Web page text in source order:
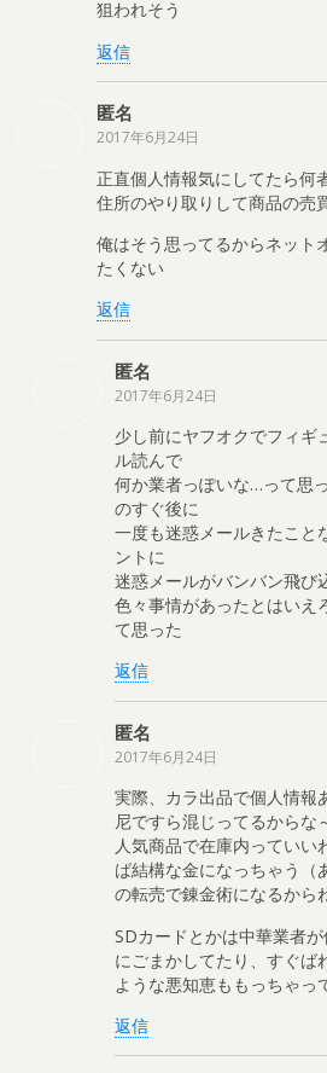
狙われそう
返信
匿名
2017年6月24日
正直個人情報気にしてたら何
住所のやり取りして商品の売
俺はそう思ってるからネット
たくない
返信
匿名
2017年6月24日
少し前にヤフオクでフィギ
ル読んで
何か業者っぽいな…って思
のすぐ後に
一度も迷惑メールきたこと
ントに
迷惑メールがバンバン飛び
色々事情があったとはいえ
て思った
返信
匿名
2017年6月24日
実際、カラ出品で個人情報
尼ですら混じってるからな
人気商品で在庫内っていい
ば結構な金になっちゃう（
の転売で錬金術になるから
SDカードとかは中華業者
にごまかしてたり、すぐば
ような悪知恵ももっちゃっ
返信